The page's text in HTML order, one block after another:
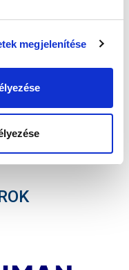
megjelenítése
tájékoztatót!